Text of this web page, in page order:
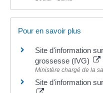
Pour en savoir plus
Site d'information
grossesse (IVG)
Ministère chargé de la
Site d'information